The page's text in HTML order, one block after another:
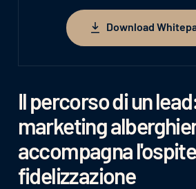
Il percorso di un
marketing
accompagna
fidelizzazione
Download Whitepaper
Download